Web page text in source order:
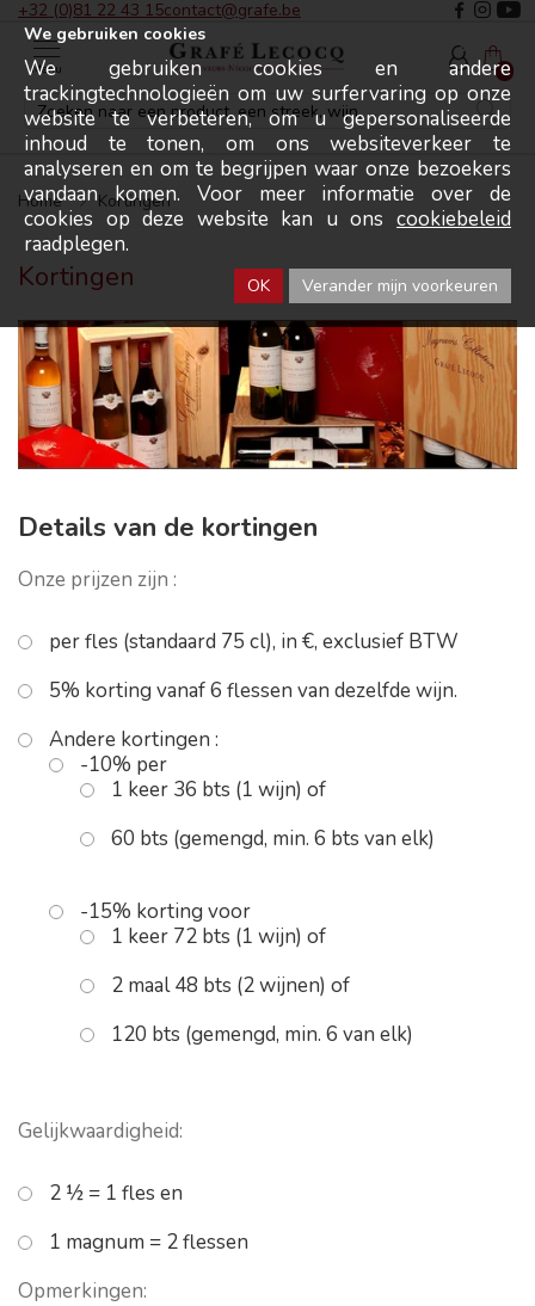
+32 (0)81 22 43 15contact@grafe.be
Menu 0
Home Kortingen
Kortingen
Details van de kortingen
Onze prijzen zijn :
per fles (standaard 75 cl), in €, exclusief BTW
5% korting vanaf 6 flessen van dezelfde wijn.
Andere kortingen :
-10% per
1 keer 36 bts (1 wijn) of
60 bts (gemengd, min. 6 bts van elk)
-15% korting voor
1 keer 72 bts (1 wijn) of
2 maal 48 bts (2 wijnen) of
120 bts (gemengd, min. 6 van elk)
Gelijkwaardigheid:
2 ½ = 1 fles en
1 magnum = 2 flessen
Opmerkingen:
We gebruiken cookies
We gebruiken cookies en andere
trackingtechnologieën om uw surfervaring op onze
website te verbeteren, om u gepersonaliseerde
inhoud te tonen, om ons websiteverkeer te
analyseren en om te begrijpen waar onze bezoekers
vandaan komen. Voor meer informatie over de
cookies op deze website kan u ons cookiebeleid
raadplegen.
OK Verander mijn voorkeuren